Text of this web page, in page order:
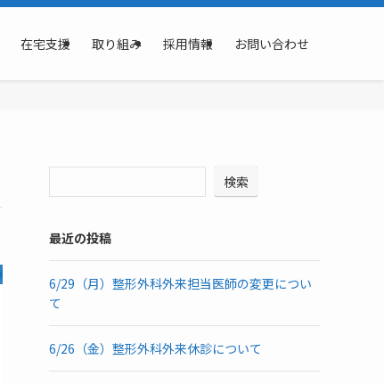
在宅支援 取り組み 採用情報 お問い合わせ
検索
最近の投稿
6/29（月）整形外科外来担当医師の変更につい
て
6/26（金）整形外科外来休診について